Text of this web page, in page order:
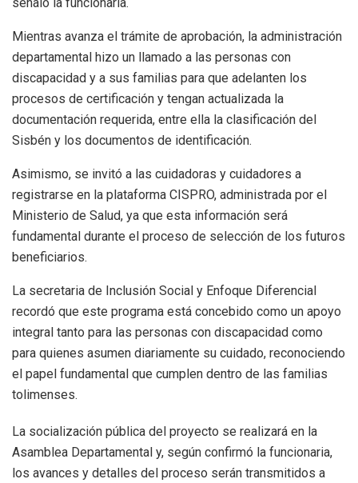
Mientras avanza el trámite de aprobación, la administración
departamental hizo un llamado a las personas con
discapacidad y a sus familias para que adelanten los
procesos de certificación y tengan actualizada la
documentación requerida, entre ella la clasificación del
Sisbén y los documentos de identificación.
Asimismo, se invitó a las cuidadoras y cuidadores a
registrarse en la plataforma CISPRO, administrada por el
Ministerio de Salud, ya que esta información será
fundamental durante el proceso de selección de los futuros
beneficiarios.
La secretaria de Inclusión Social y Enfoque Diferencial
recordó que este programa está concebido como un apoyo
integral tanto para las personas con discapacidad como
para quienes asumen diariamente su cuidado, reconociendo
el papel fundamental que cumplen dentro de las familias
tolimenses.
La socialización pública del proyecto se realizará en la
Asamblea Departamental y, según confirmó la funcionaria,
los avances y detalles del proceso serán transmitidos a